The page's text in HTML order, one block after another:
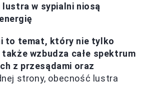
lustra w sypialni niosą
to temat, który nie tylko
wzbudza całe spektrum
z przesądami oraz
strony, obecność lustra